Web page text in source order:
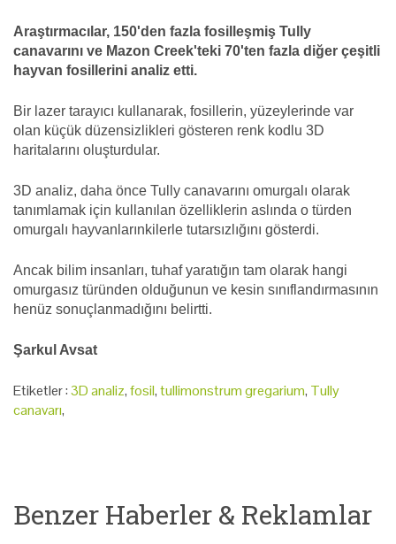
Araştırmacılar, 150'den fazla fosilleşmiş Tully
canavarını ve Mazon Creek'teki 70'ten fazla diğer çeşitli
hayvan fosillerini analiz etti.
Bir lazer tarayıcı kullanarak, fosillerin, yüzeylerinde var
olan küçük düzensizlikleri gösteren renk kodlu 3D
haritalarını oluşturdular.
3D analiz, daha önce Tully canavarını omurgalı olarak
tanımlamak için kullanılan özelliklerin aslında o türden
omurgalı hayvanlarınkilerle tutarsızlığını gösterdi.
Ancak bilim insanları, tuhaf yaratığın tam olarak hangi
omurgasız türünden olduğunun ve kesin sınıflandırmasının
henüz sonuçlanmadığını belirtti.
Şarkul Avsat
Etiketler :3D analiz,fosil,tullimonstrum gregarium, Tully
canavarı,
Benzer Haberler & Reklamlar